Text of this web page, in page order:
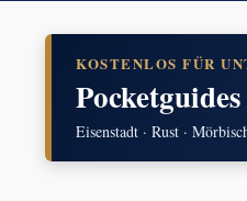
KOSTENLOS FÜR
Eisenstadt · Rust ·